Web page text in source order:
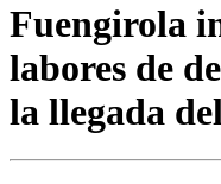
Fuengirola
labores de
la llegada